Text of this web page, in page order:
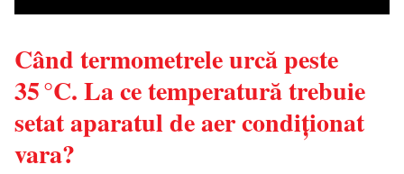
Când termometrele urcă peste
35 °C. La ce temperatură trebuie
setat aparatul de aer condiționat
vara?